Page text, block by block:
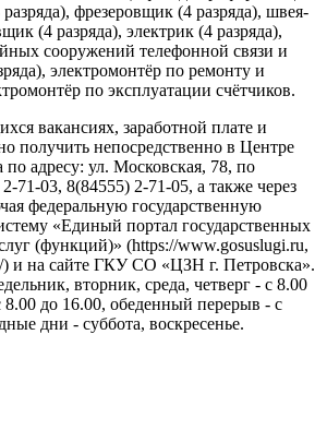
разряда), фрезеровщик (4 разряда), швея-
(4 разряда), электрик (4 разряда),
сооружений телефонной связи и
, электромонтёр по ремонту и
по эксплуатации счётчиков.
вакансиях, заработной плате и
получить непосредственно в Центре
по адресу: ул. Московская, 78, по
71-03, 8(84555) 2-71-05, а также через
федеральную государственную
«Единый портал государственных
(функций)» (https://www.gosuslugi.ru,
) и на сайте ГКУ СО «ЦЗН г. Петровска».
вторник, среда, четверг - с 8.00
8.00 до 16.00, обеденный перерыв - с
дни - суббота, воскресенье.